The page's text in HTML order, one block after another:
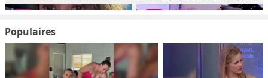
Populaires